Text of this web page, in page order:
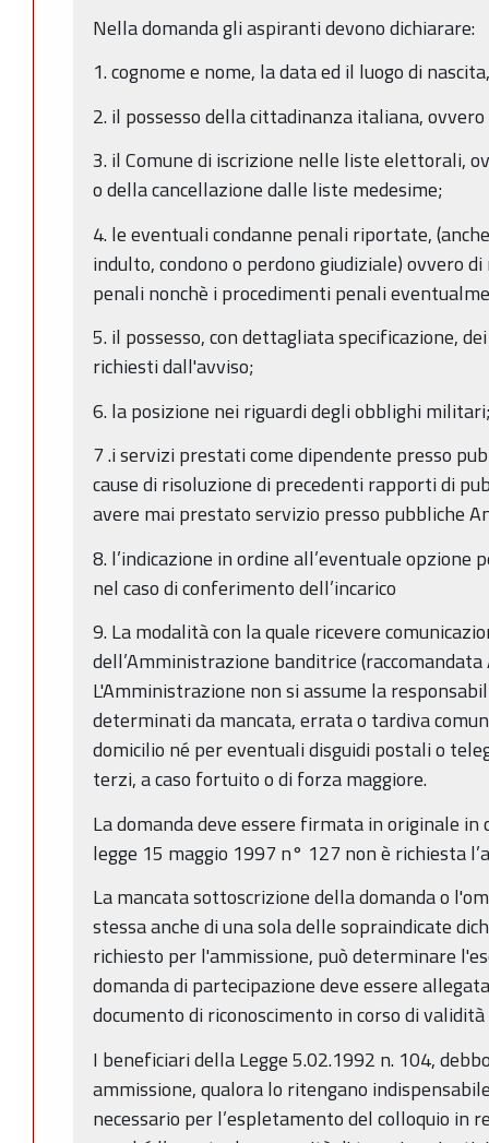
Nella domanda gli aspiranti devono dichiarare:
1. cognome e nome, la data ed il luogo di
2. il possesso della cittadinanza italiana,
3. il Comune di iscrizione nelle liste elettorali,
o della cancellazione dalle liste medesime;
4. le eventuali condanne penali riportate,
indulto, condono o perdono giudiziale) ovvero
penali nonchè i procedimenti penali
5. il possesso, con dettagliata specificazione,
richiesti dall'avviso;
6. la posizione nei riguardi degli obblighi
7 .i servizi prestati come dipendente presso
cause di risoluzione di precedenti rapporti di
avere mai prestato servizio presso pubbliche
8. l’indicazione in ordine all’eventuale opzione
nel caso di conferimento dell’incarico
9. La modalità con la quale ricevere
dell’Amministrazione banditrice (raccomandata
L'Amministrazione non si assume la
determinati da mancata, errata o tardiva
domicilio né per eventuali disguidi postali o
terzi, a caso fortuito o di forza maggiore.
La domanda deve essere firmata in originale in
legge 15 maggio 1997 n° 127 non è richiesta
La mancata sottoscrizione della domanda o
stessa anche di una sola delle sopraindicate
richiesto per l'ammissione, può determinare
domanda di partecipazione deve essere
documento di riconoscimento in corso di validità
I beneficiari della Legge 5.02.1992 n. 104,
ammissione, qualora lo ritengano
necessario per l’espletamento del colloquio in